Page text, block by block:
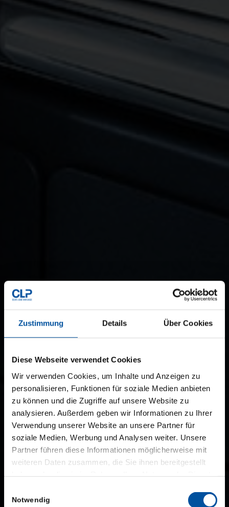
Zustimmung Details Über Cookies
Diese Webseite verwendet Cookies
Wir verwenden Cookies, um Inhalte und Anzeigen zu
personalisieren, Funktionen für soziale Medien anbieten
zu können und die Zugriffe auf unsere Website zu
analysieren. Außerdem geben wir Informationen zu Ihrer
Verwendung unserer Website an unsere Partner für
soziale Medien, Werbung und Analysen weiter. Unsere
Partner führen diese Informationen möglicherweise mit
weiteren Daten zusammen, die Sie ihnen bereitgestellt
Notwendig